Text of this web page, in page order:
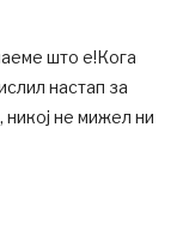
што е!Кога
настап за
никој не мижел ни